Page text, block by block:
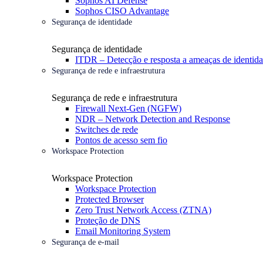
Sophos CISO Advantage
Segurança de identidade
Segurança de identidade
ITDR – Detecção e resposta a ameaças de
Segurança de rede e infraestrutura
Segurança de rede e infraestrutura
Firewall Next-Gen (NGFW)
NDR – Network Detection and Response
Switches de rede
Pontos de acesso sem fio
Workspace Protection
Workspace Protection
Workspace Protection
Protected Browser
Zero Trust Network Access (ZTNA)
Proteção de DNS
Email Monitoring System
Segurança de e-mail